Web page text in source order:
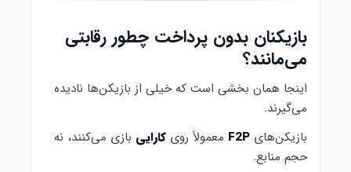
بازیکنان بدون پرداخت چطور رقابتی
می‌مانند؟
اینجا همان بخشی است که خیلی از بازیکن‌ها نادیده
می‌گیرند.
بازیکن‌های F2P معمولاً روی کارایی بازی می‌کنند، نه
حجم منابع.